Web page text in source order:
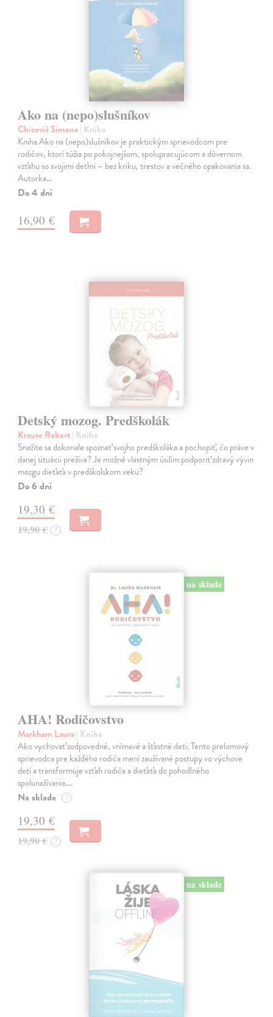
Ako na (nepo)slušníkov
Chicevič Simona| Kniha
Kniha Ako na (nepo)slušníkov je praktickým sprievodcom pre
rodičov, ktorí túžia po pokojnejšom, spolupracujúcom a dôvernom
vzťahu so svojimi deťmi – bez kriku, trestov a večného opakovania sa.
Autorka…
Do 4 dní
16,90 €
Detský mozog. Predškolák
Krause Robert| Kniha
Snažíte sa dokonale spoznať svojho predškoláka a pochopiť, čo práve v
danej situácii prežíva? Je možné vlastným úsilím podporiť zdravý vývin
mozgu dieťaťa v predškolskom veku?
Do 6 dní
19,30 €
19,90 € ?
na sklade
AHA! Rodičovstvo
Markham Laura| Kniha
Ako vychovať zodpovedné, vnímavé a šťastné deti. Tento prelomový
sprievodca pre každého rodiča mení zaužívané postupy vo výchove
detí a transformuje vzťah rodiča a dieťaťa do pohodlného
spolunažívania.…
Na sklade ?
19,30 €
19,90 € ?
na sklade